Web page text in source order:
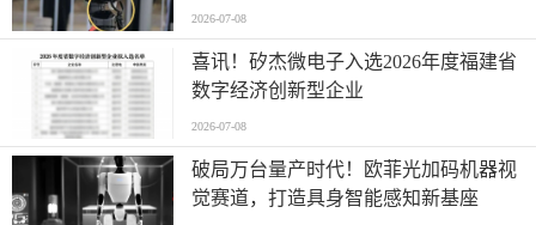
2026-07-08
喜讯！矽杰微电子入选2026年度福建省
数字经济创新型企业
2026-07-08
破局万台量产时代！欧菲光加码机器视
觉赛道，打造具身智能感知新基座